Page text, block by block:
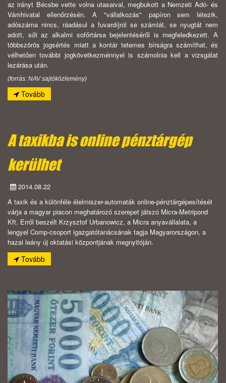
az irányt Bécsbe vette volna utasaival, megbukott a Nemzeti Adó- és
Vámhivatal ellenőrzésén. A "vállalkozás" papíron sem létezik,
adószáma nincs, ráadásul a fuvardíjról se számlát, se nyugtát nem
adott, sőt az alkalmi sofőrtársa bejelentéséről is megfeledkezett. A
többszörös jogsértés miatt a kontár tetemes bírságra számíthat, és
vélhetően további jogkövetkezménnyel is számolnia kell a vizsgálat
lezárása után.
(forrás: NAV sajtóközlemény)
Tovább
A taxikba is online pénztárgép
kerülhet
2014.08.22
A taxik és a különféle élelmiszer-automaták online-pénztárgépesítését
várja a magyar piacon meghatározó szerepet játszó Micra-Metripond
Kft. Erről beszélt Krzysztof Urbanowicz, a Micra anyavállalata, a
lengyel Comp-csoport igazgatótanácsának tagja Magyarországon, a
hazai leány új oktatási központjának megnyitóján.
Tovább